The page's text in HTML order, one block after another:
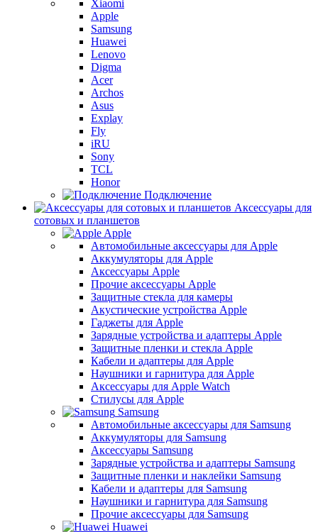
Xiaomi
Apple
Samsung
Huawei
Lenovo
Digma
Acer
Archos
Asus
Explay
Fly
iRU
Sony
TCL
Honor
Подключение
Аксессуары для
сотовых и планшетов
Apple
Автомобильные аксессуары для Apple
Аккумуляторы для Apple
Аксессуары Apple
Прочие аксессуары Apple
Защитные стекла для камеры
Акустические устройства Apple
Гаджеты для Apple
Зарядные устройства и адаптеры Apple
Защитные пленки и стекла Apple
Кабели и адаптеры для Apple
Наушники и гарнитура для Apple
Аксессуары для Apple Watch
Стилусы для Apple
Samsung
Автомобильные аксессуары для Samsung
Аккумуляторы для Samsung
Аксессуары Samsung
Зарядные устройства и адаптеры Samsung
Защитные пленки и наклейки Samsung
Кабели и адаптеры для Samsung
Наушники и гарнитура для Samsung
Прочие аксессуары для Samsung
Huawei